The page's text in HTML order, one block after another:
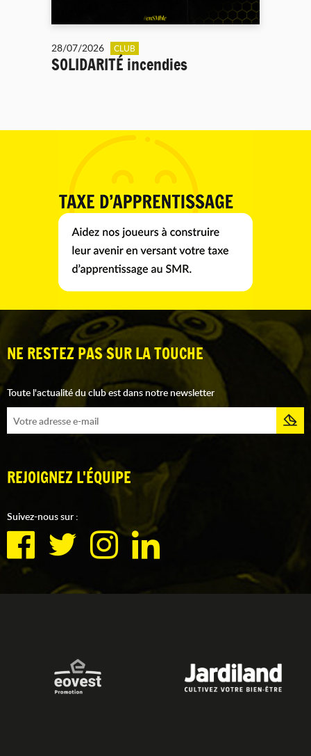
28/07/2026 CLUB
SOLIDARITÉ incendies
NE RESTEZ PAS SUR LA TOUCHE
Toute l'actualité du club est dans notre newsletter
REJOIGNEZ L'ÉQUIPE
Suivez-nous sur :